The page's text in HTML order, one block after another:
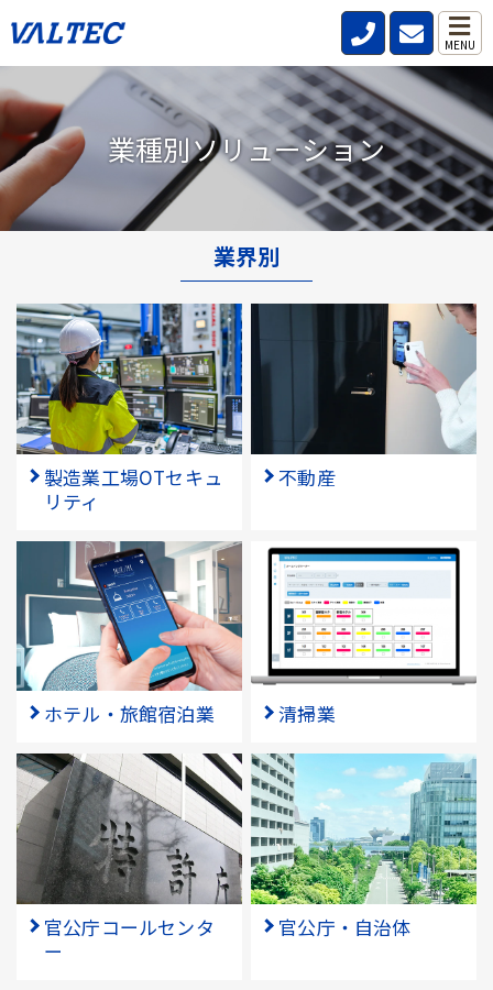
MENU
業種別ソリューション
業界別
製造業工場OTセキュ
リティ
不動産
ホテル・旅館宿泊業 清掃業
官公庁コールセンタ
ー
官公庁・自治体